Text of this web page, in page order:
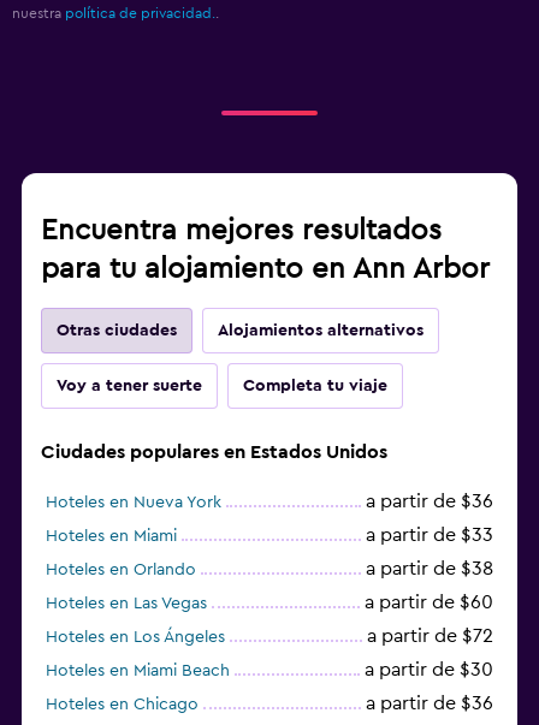
nuestra política de privacidad.
Encuentra mejores resultados
para tu alojamiento en Ann Arbor
Otras ciudades Alojamientos alternativos
Voy a tener suerte Completa tu viaje
Ciudades populares en Estados Unidos
Hoteles en Nueva York a partir de $36
Hoteles en Miami a partir de $33
Hoteles en Orlando a partir de $38
Hoteles en Las Vegas a partir de $60
Hoteles en Los Ángeles a partir de $72
Hoteles en Miami Beach a partir de $30
Hoteles en Chicago a partir de $36